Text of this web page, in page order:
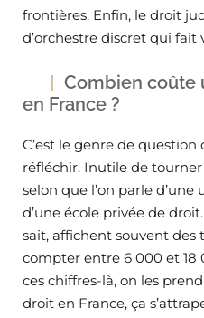
frontières. Enfin, le droit
d’orchestre discret qui fait
Combien coûte
en France ?
C’est le genre de question
réfléchir. Inutile de
selon que l’on parle
d’une école privée de
sait, affichent souvent des
compter entre 6 000 et 18
ces chiffres-là, on les
droit en France, ça